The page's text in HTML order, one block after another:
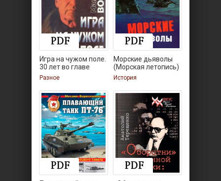
Игра на чужом поле.
30 лет во главе
Разное
Морские дьяволы
(Морская летопись)
История